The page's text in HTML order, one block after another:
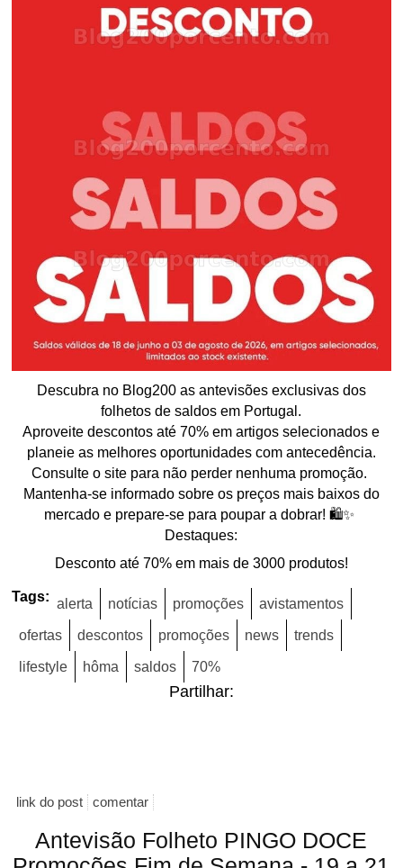
Descubra no Blog200 as antevisões exclusivas dos
folhetos de saldos em Portugal.
Aproveite descontos até 70% em artigos selecionados e
planeie as melhores oportunidades com antecedência.
Consulte o site para não perder nenhuma promoção.
Mantenha-se informado sobre os preços mais baixos do
mercado e prepare-se para poupar a dobrar! 🛍️✨
Destaques:
Desconto até 70% em mais de 3000 produtos!
Tags: alerta notícias promoções avistamentos
ofertas descontos promoções news trends
lifestyle hôma saldos 70%
Partilhar:
link do post comentar
Antevisão Folheto PINGO DOCE